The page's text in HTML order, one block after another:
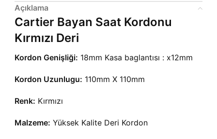
Açıklama
Cartier Bayan Saat Kordonu
Kırmızı Deri
Kordon Genişliği: 18mm Kasa baglantısı : x12mm
Kordon Uzunlugu: 110mm X 110mm
Renk: Kırmızı
Malzeme: Yüksek Kalite Deri Kordon